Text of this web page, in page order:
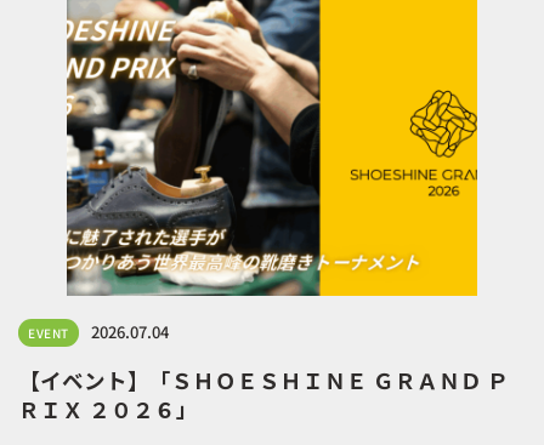
EVENT 2026.07.04
【イベント】「ＳＨＯＥＳＨＩＮＥ ＧＲＡＮＤ Ｐ
ＲＩＸ ２０２６」